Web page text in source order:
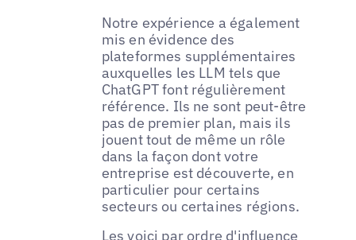
Notre expérience a également
mis en évidence des
plateformes supplémentaires
auxquelles les LLM tels que
ChatGPT font régulièrement
référence. Ils ne sont peut-être
pas de premier plan, mais ils
jouent tout de même un rôle
dans la façon dont votre
entreprise est découverte, en
particulier pour certains
secteurs ou certaines régions.
Les voici par ordre d'influence